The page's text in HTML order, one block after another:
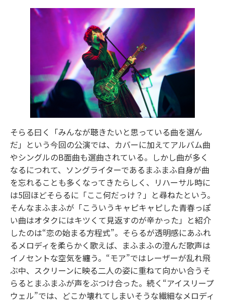
そらる曰く「みんなが聴きたいと思っている曲を選ん
だ」という今回の公演では、カバーに加えてアルバム曲
やシングルのB面曲も選曲されている。しかし曲が多く
なるにつれて、ソングライターであるまふまふ自身が曲
を忘れることも多くなってきたらしく、リハーサル時に
は5回ほどそらるに「ここ何だっけ？」と尋ねたという。
そんなまふまふが「こういうキャピキャピした青春っぽ
い曲はオタクにはキツくて見返すのが辛かった」と紹介
したのは“恋の始まる方程式”。そらるが透明感にあふれ
るメロディを柔らかく歌えば、まふまふの澄んだ歌声は
イノセントな空気を纏う。“モア”ではレーザーが乱れ飛
ぶ中、スクリーンに映る二人の姿に重ねて向かい合うそ
らるとまふまふが声をぶつけ合った。続く“アイスリープ
ウェル”では、どこか壊れてしまいそうな繊細なメロディ